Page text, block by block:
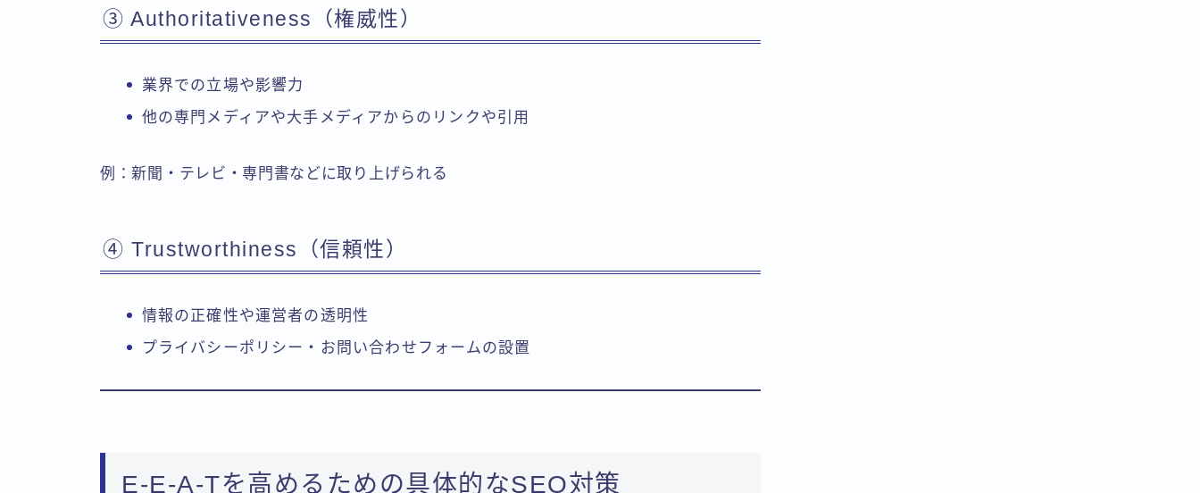
③ Authoritativeness（権威性）
業界での立場や影響力
他の専門メディアや大手メディアからのリンクや引用
例：新聞・テレビ・専門書などに取り上げられる
④ Trustworthiness（信頼性）
情報の正確性や運営者の透明性
プライバシーポリシー・お問い合わせフォームの設置
E-E-A-Tを高めるための具体的なSEO対策